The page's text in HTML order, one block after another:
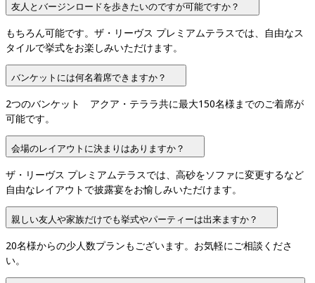
友人とバージンロードを歩きたいのですが可能ですか？
もちろん可能です。ザ・リーヴス プレミアムテラスでは、自由なス
タイルで挙式をお楽しみいただけます。
バンケットには何名着席できますか？
2つのバンケット　アクア・テララ共に最大150名様までのご着席が
可能です。
会場のレイアウトに決まりはありますか？
ザ・リーヴス プレミアムテラスでは、高砂をソファに変更するなど
自由なレイアウトで披露宴をお愉しみいただけます。
親しい友人や家族だけでも挙式やパーティーは出来ますか？
20名様からの少人数プランもございます。お気軽にご相談くださ
い。